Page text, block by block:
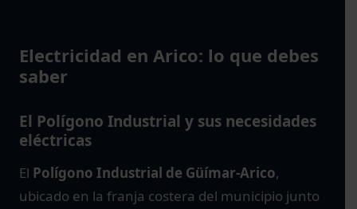
Electricidad en Arico: lo que debes
saber
El Polígono Industrial y sus necesidades
eléctricas
El Polígono Industrial de Güímar-Arico,
ubicado en la franja costera del municipio junto